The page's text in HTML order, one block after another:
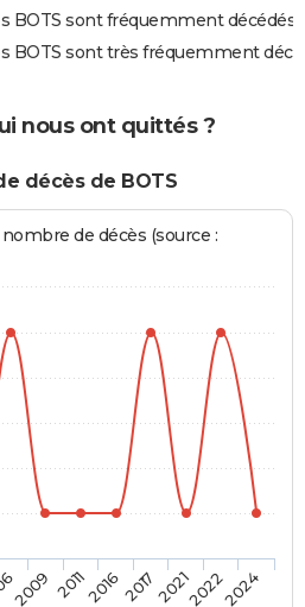
BOTS sont fréquemment décédés
BOTS sont très fréquemment
nous ont quittés ?
décès de BOTS
de décès (source :
2009 201120162017202120222024